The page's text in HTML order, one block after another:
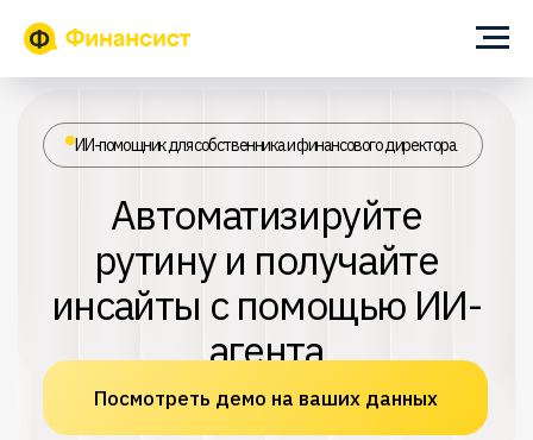
Автоматизируйте
инсайты с помощью ИИ-
агента
Посмотреть демо на ваших данных